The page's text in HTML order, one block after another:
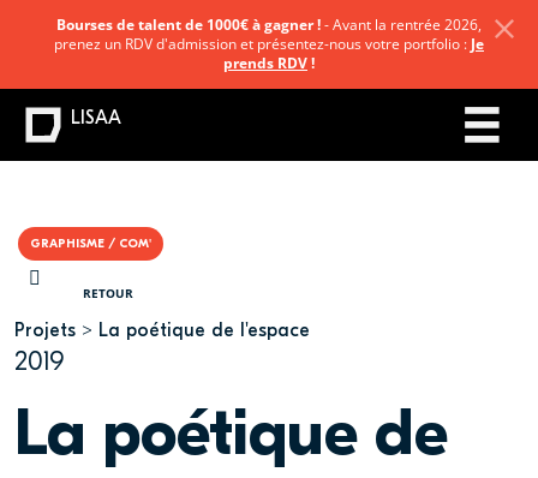
GRAPHISME / COM'
RETOUR
Projets La poétique de l'espace
2019
La poétique de
Bourses de talent de 1000€ à gagner !- Avant la rentrée 2026,
prenez un RDV d'admission et présentez-nous votre portfolio : Je
prends RDV!
LISAA